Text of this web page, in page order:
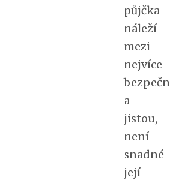
půjčka
náleží
mezi
nejvíce
a
jistou,
není
snadné
její